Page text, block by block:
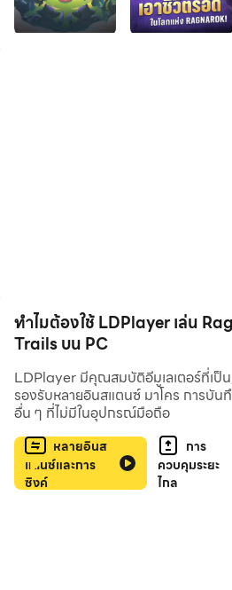
โลกแห่งตำนานของ Ragnarok กลั
🔥 จุดเด่นของเกม 🔥
⚔ โหมด Battle Royale
ต่อสู้กับผู้เล่นอื่นแบบเรียลไทม์!
เอาชนะคู่แข่งทั้งหมดและยืนหยัดเ
🏰 Endless Tower
ท้าทายหอคอยไร้ที่สิ้นสุด
ทำไมต้องใช้ LDPlayer เล่น
Trails บน PC
LDPlayer มีคุณสมบัติอีมูเลเตอร์ที่เป็
รองรับหลายอินสแตนซ์ มาโคร การบั
อื่น ๆ ที่ไม่มีในอุปกรณ์มือถือ
หลายอินส
แตนซ์และการ
ซิงค์
การ
ควบคุมระยะ
ไกล